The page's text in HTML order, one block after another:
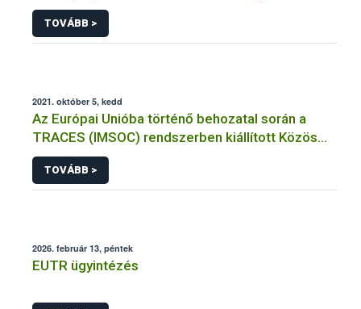
élelmiszerekkel kapcsolatos tájékoztatásáról
szóló 1169/2011/EU rendelet jelölési
kötelezettségeinek összehangolásáról szóló
TOVÁBB >
2021. október 5, kedd
Az Európai Unióba történő behozatal során a
TRACES (IMSOC) rendszerben kiállított Közös
Egészségügyi Beléptetési Okmány: KEBO-D
(angolul: CHEDD) használata
TOVÁBB >
2026. február 13, péntek
EUTR ügyintézés